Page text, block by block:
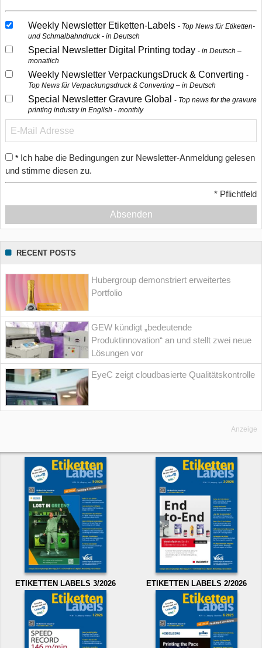
Weekly Newsletter Etiketten-Labels
Top News für Etiketten-
und Schmalbahndruck - in Deutsch
Special Newsletter Digital Printing today
in Deutsch –
monatlich
Weekly Newsletter VerpackungsDruck & Converting
Top News für Verpackungsdruck & Converting – in Deutsch
Special Newsletter Gravure Global
Top news for the gravure
printing industry in English - monthly
* Ich habe die Bedingungen zur Newsletter-Anmeldung gelesen
und stimme diesen zu.
* Pflichtfeld
Absenden
RECENT POSTS
Hubergroup demonstriert erweitertes
Portfolio
GEW kündigt „bedeutende
Produktinnovation“ an und stellt zwei neue
Lösungen vor
EyeC zeigt cloudbasierte Qualitätskontrolle
Anzeige
ETIKETTEN LABELS 3/2026 ETIKETTEN LABELS 2/2026